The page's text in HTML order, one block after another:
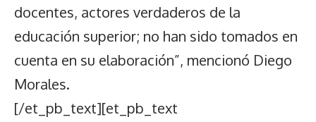
docentes, actores verdaderos de la
educación superior; no han sido tomados en
cuenta en su elaboración”, mencionó Diego
Morales.
[/et_pb_text][et_pb_text